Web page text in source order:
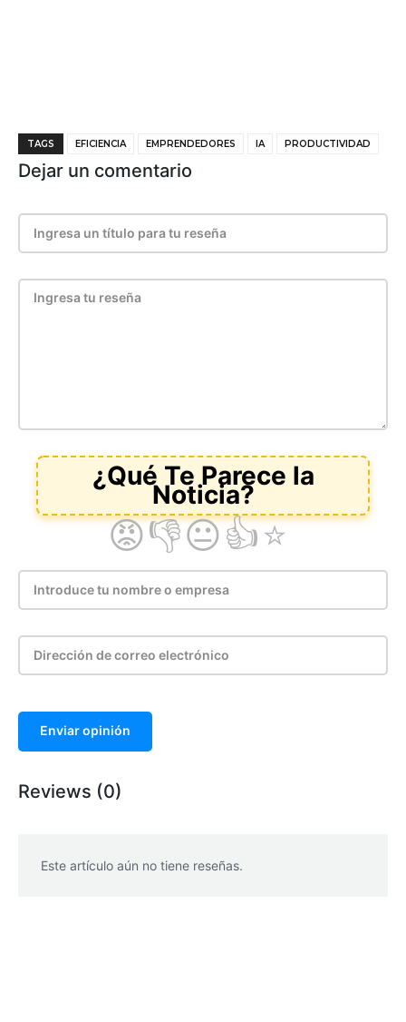
TAGS EFICIENCIA EMPRENDEDORES IA PRODUCTIVIDAD
Dejar un comentario
Enviar opinión
Reviews (0)
Este artículo aún no tiene reseñas.